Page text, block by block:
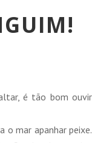
é tão bom ouvir
o mar apanhar peixe.